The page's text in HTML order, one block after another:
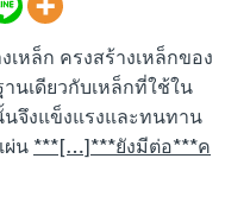
หล็ก ครงสร้างเหล็กของ
นเดียวกับเหล็กที่ใช้ใน
นจึงแข็งแรงและทนทาน
ผ่น ***[…]***ยังมีต่อ***ค